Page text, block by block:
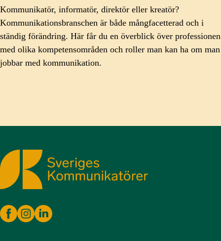
Kommunikatör, informatör, direktör eller kreatör?
Kommunikationsbranschen är både mångfacetterad och i
ständig förändring. Här får du en överblick över professionen
med olika kompetensområden och roller man kan ha om man
jobbar med kommunikation.
Sveriges Kommunikatörer